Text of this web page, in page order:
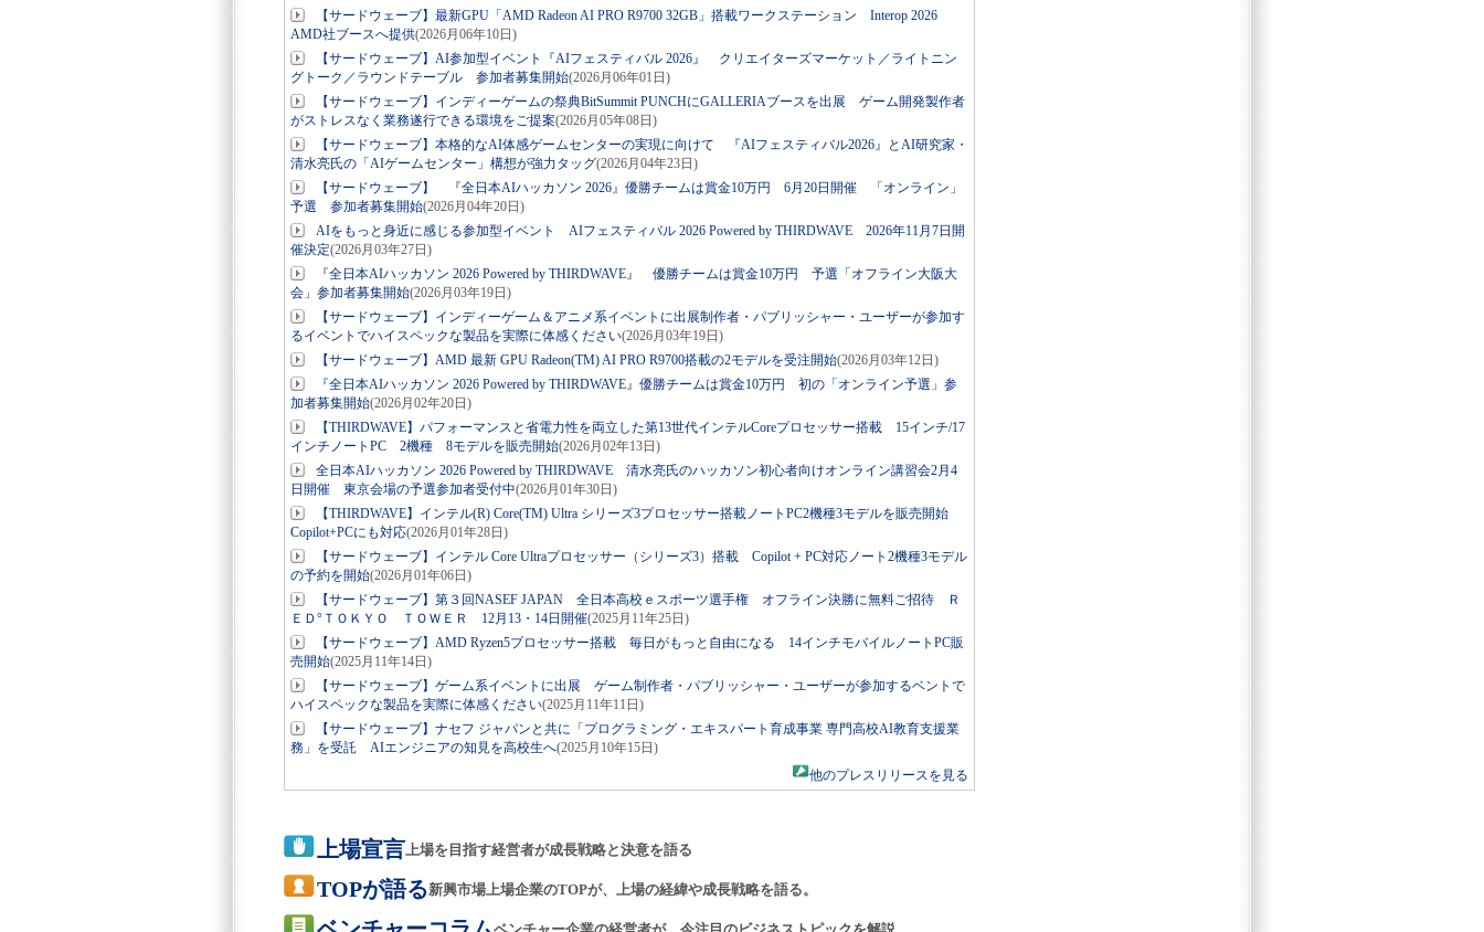
【サードウェーブ】最新GPU「AMD Radeon AI PRO R9700 32GB」搭載ワークステーション Interop 2026
AMD社ブースへ提供(2026月06年10日)
【サードウェーブ】AI参加型イベント『AIフェスティバル 2026』 クリエイターズマーケット／ライトニン
グトーク／ラウンドテーブル 参加者募集開始(2026月06年01日)
【サードウェーブ】インディーゲームの祭典BitSummit PUNCHにGALLERIAブースを出展 ゲーム開発製作者
がストレスなく業務遂行できる環境をご提案(2026月05年08日)
【サードウェーブ】本格的なAI体感ゲームセンターの実現に向けて 『AIフェスティバル2026』とAI研究家・
清水亮氏の「AIゲームセンター」構想が強力タッグ(2026月04年23日)
【サードウェーブ】 『全日本AIハッカソン 2026』優勝チームは賞金10万円 6月20日開催 「オンライン」
予選 参加者募集開始(2026月04年20日)
AIをもっと身近に感じる参加型イベント AIフェスティバル 2026 Powered by THIRDWAVE 2026年11月7日開
催決定(2026月03年27日)
『全日本AIハッカソン 2026 Powered by THIRDWAVE』 優勝チームは賞金10万円 予選「オフライン大阪大
会」参加者募集開始(2026月03年19日)
【サードウェーブ】インディーゲーム＆アニメ系イベントに出展制作者・パブリッシャー・ユーザーが参加す
るイベントでハイスペックな製品を実際に体感ください(2026月03年19日)
【サードウェーブ】AMD 最新 GPU Radeon(TM) AI PRO R9700搭載の2モデルを受注開始(2026月03年12日)
『全日本AIハッカソン 2026 Powered by THIRDWAVE』優勝チームは賞金10万円 初の「オンライン予選」参
加者募集開始(2026月02年20日)
【THIRDWAVE】パフォーマンスと省電力性を両立した第13世代インテルCoreプロセッサー搭載 15インチ/17
インチノートPC 2機種 8モデルを販売開始(2026月02年13日)
全日本AIハッカソン 2026 Powered by THIRDWAVE 清水亮氏のハッカソン初心者向けオンライン講習会2月4
日開催 東京会場の予選参加者受付中(2026月01年30日)
【THIRDWAVE】インテル(R) Core(TM) Ultra シリーズ3プロセッサー搭載ノートPC2機種3モデルを販売開始
Copilot+PCにも対応(2026月01年28日)
【サードウェーブ】インテル Core Ultraプロセッサー（シリーズ3）搭載 Copilot + PC対応ノート2機種3モデル
の予約を開始(2026月01年06日)
【サードウェーブ】第３回NASEF JAPAN 全日本高校ｅスポーツ選手権 オフライン決勝に無料ご招待 Ｒ
ＥＤ°ＴＯＫＹＯ ＴＯＷＥＲ 12月13・14日開催(2025月11年25日)
【サードウェーブ】AMD Ryzen5プロセッサー搭載 毎日がもっと自由になる 14インチモバイルノートPC販
売開始(2025月11年14日)
【サードウェーブ】ゲーム系イベントに出展 ゲーム制作者・パブリッシャー・ユーザーが参加するベントで
ハイスペックな製品を実際に体感ください(2025月11年11日)
【サードウェーブ】ナセフ ジャパンと共に「プログラミング・エキスパート育成事業 専門高校AI教育支援業
務」を受託 AIエンジニアの知見を高校生へ(2025月10年15日)
他のプレスリリースを見る
上場宣言上場を目指す経営者が成長戦略と決意を語る
TOPが語る新興市場上場企業のTOPが、上場の経緯や成長戦略を語る。